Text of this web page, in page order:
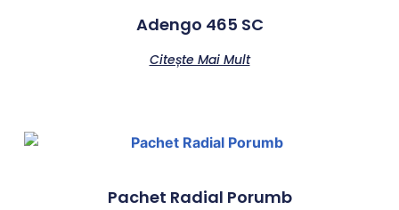
Adengo 465 SC
Citește Mai Mult
Pachet Radial Porumb